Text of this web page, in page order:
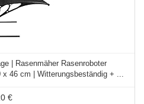
| Rasenmäher Rasenroboter
x 46 cm | Witterungsbeständig + ...
€